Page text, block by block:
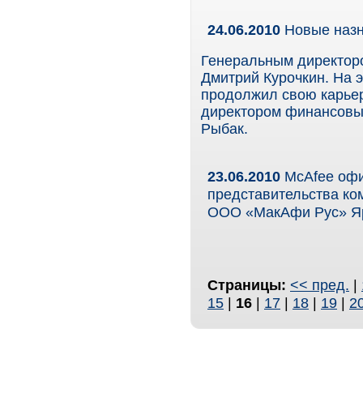
24.06.2010 Новые
Генеральным
Дмитрий Курочкин. На
продолжил свою
директором
Рыбак.
23.06.2010 McAfee
представительства
ООО «МакАфи Рус»
Страницы: << пред. |
15 | 16 | 17 | 18 | 19 |